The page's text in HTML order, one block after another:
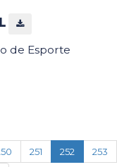
de Esporte
251 252 (current)
253